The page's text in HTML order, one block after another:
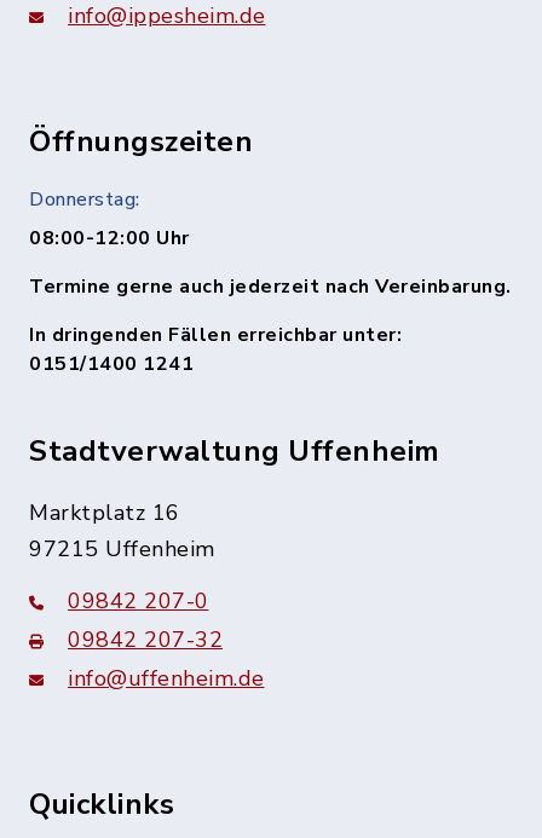
info@ippesheim.de
Öffnungszeiten
Donnerstag:
08:00-12:00 Uhr
Termine gerne auch jederzeit nach Vereinbarung.
In dringenden Fällen erreichbar unter:
0151/1400 1241
Stadtverwaltung Uffenheim
Marktplatz 16
97215 Uffenheim
09842 207-0
09842 207-32
info@uffenheim.de
Quicklinks